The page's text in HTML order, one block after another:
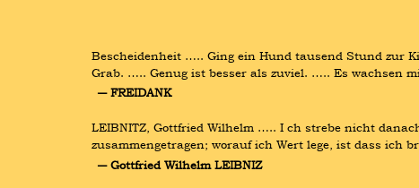
Bescheidenheit ….. Ging ein Hund tausend Stund zur
Grab. ….. Genug ist besser als zuviel. ….. Es wachsen
― FREIDANK
LEIBNITZ, Gottfried Wilhelm ….. I ch strebe nicht
zusammengetragen; worauf ich Wert lege, ist dass ich
― Gottfried Wilhelm LEIBNIZ